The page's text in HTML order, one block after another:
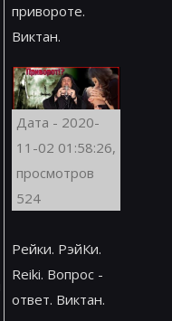
привороте.
Виктан.
Дата - 2020-
11-02 01:58:26,
просмотров
524
Рейки. РэйКи.
Reiki. Вопрос -
ответ. Виктан.